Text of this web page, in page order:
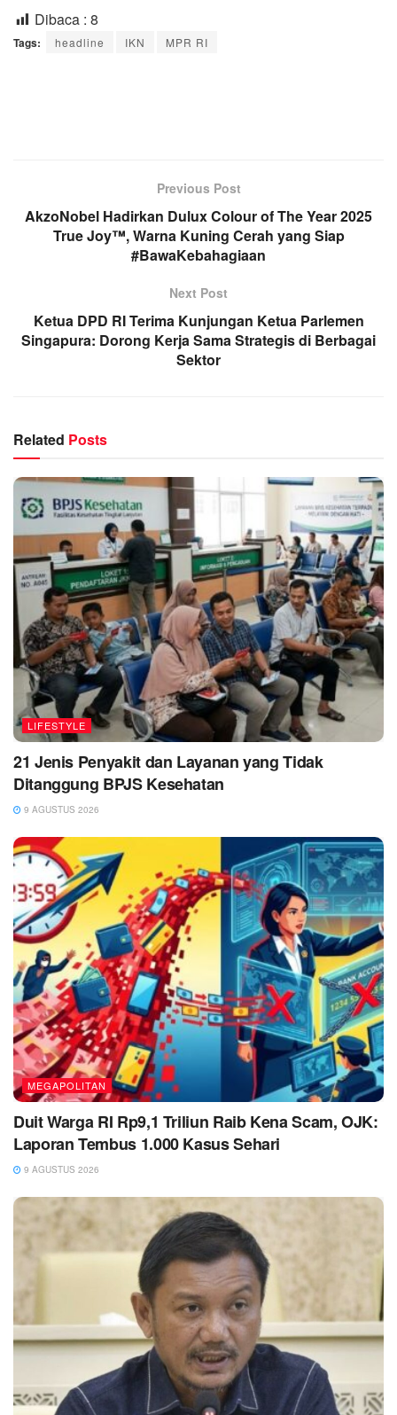
Dibaca : 8
Tags: headline IKN MPR RI
Previous Post
AkzoNobel Hadirkan Dulux Colour of The Year 2025
True Joy™, Warna Kuning Cerah yang Siap
#BawaKebahagiaan
Next Post
Ketua DPD RI Terima Kunjungan Ketua Parlemen
Singapura: Dorong Kerja Sama Strategis di Berbagai
Sektor
Related Posts
LIFESTYLE
21 Jenis Penyakit dan Layanan yang Tidak
Ditanggung BPJS Kesehatan
9 AGUSTUS 2026
MEGAPOLITAN
Duit Warga RI Rp9,1 Triliun Raib Kena Scam, OJK:
Laporan Tembus 1.000 Kasus Sehari
9 AGUSTUS 2026